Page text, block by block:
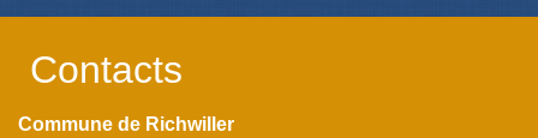
Contacts
Commune de Richwiller